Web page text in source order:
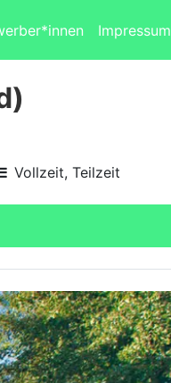
Impressum
Vollzeit, Teilzeit